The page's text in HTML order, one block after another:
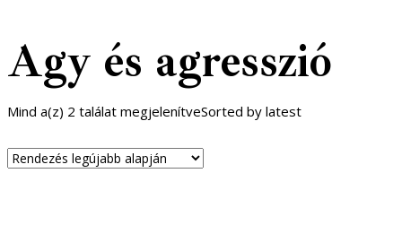
Agy és agresszió
Mind a(z) 2 találat megjelenítveSorted by latest